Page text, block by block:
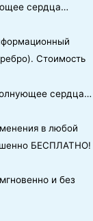
Стоимость
в любой
БЕСПЛАТНО!
и без